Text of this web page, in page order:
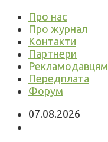
Про нас
Про журнал
Контакти
Партнери
Рекламодавцям
Передплата
Форум
07.08.2026